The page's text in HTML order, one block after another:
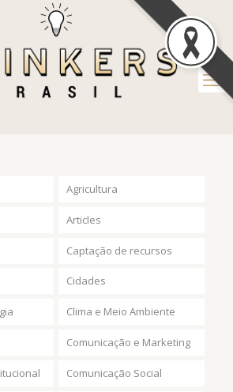
Agricultura
Articles
Captação de recursos
Cidades
Clima e Meio Ambiente
Comunicação e Marketing
Comunicação Social